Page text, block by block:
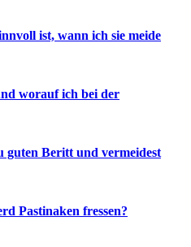
ist, wann ich sie meide
worauf ich bei der
guten Beritt und vermeidest
Pastinaken fressen?